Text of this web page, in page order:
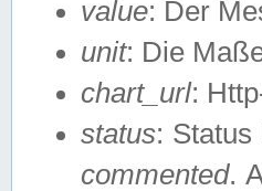
value: Der
unit: Die
chart_url:
status:
commented.